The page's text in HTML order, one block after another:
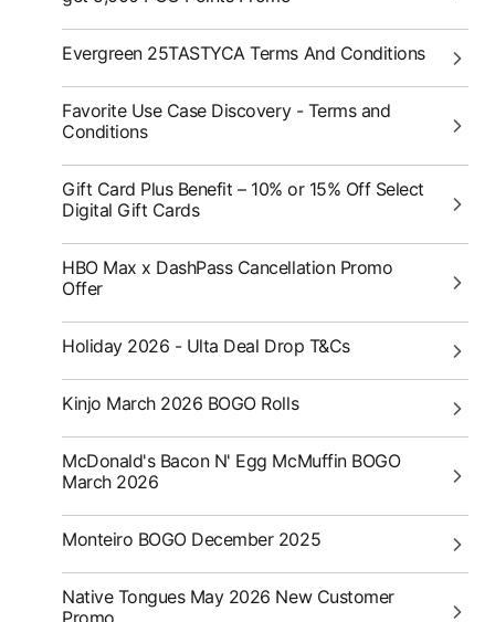
Evergreen 25TASTYCA Terms And Conditions
Favorite Use Case Discovery - Terms and
Conditions
Gift Card Plus Benefit – 10% or 15% Off Select
Digital Gift Cards
HBO Max x DashPass Cancellation Promo
Offer
Holiday 2026 - Ulta Deal Drop T&Cs
Kinjo March 2026 BOGO Rolls
McDonald's Bacon N' Egg McMuffin BOGO
March 2026
Monteiro BOGO December 2025
Native Tongues May 2026 New Customer
Promo